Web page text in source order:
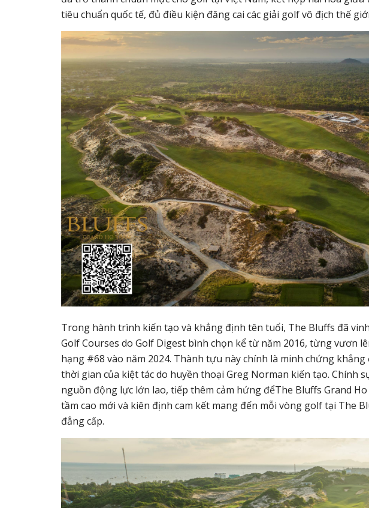
tiêu chuẩn quốc tế, đủ điều kiện đăng cai các giải golf vô địch thế
Trong hành trình kiến tạo và khẳng định tên tuổi, The Bluffs đã
Golf Courses do Golf Digest bình chọn kể từ năm 2016, từng vươn
hạng #68 vào năm 2024. Thành tựu này chính là minh chứng
thời gian của kiệt tác do huyền thoại Greg Norman kiến tạo. Chính
nguồn động lực lớn lao, tiếp thêm cảm hứng đểThe Bluffs Grand
tầm cao mới và kiên định cam kết mang đến mỗi vòng golf tại The
đẳng cấp.